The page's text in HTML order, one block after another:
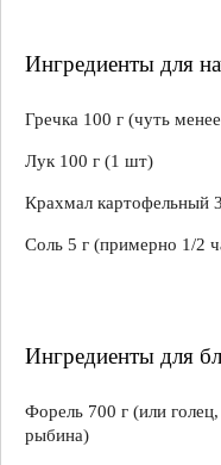
Ингредиенты для
Гречка 100 г (чуть
Лук 100 г (1 шт)
Крахмал картофельный
Соль 5 г (примерно 1/2
Ингредиенты для
Форель 700 г (или
рыбина)